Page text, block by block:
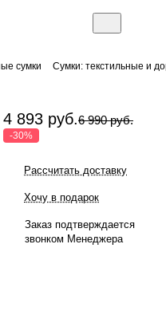
сумки Сумки: текстильные и
4 893 руб.6 990 руб.
-30%
Рассчитать доставку
Хочу в подарок
Заказ подтверждается
звонком Менеджера